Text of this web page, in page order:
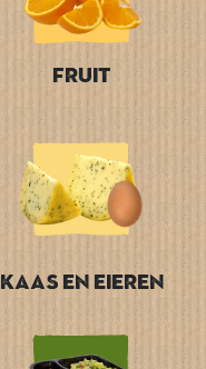
Fruit
Kaas en Eieren